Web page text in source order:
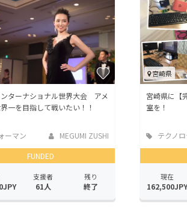
CAMPFIREふるさと納税
machi-ya
ンターナショナル世界大会 アメ
一を目指して戦いたい！！
ーマン
MEGUMI ZUSHI
FUNDED
支援者
61人
残り
終了
宮崎県
宮崎県に【
室を！
テクノロ
ガジェット
現在
162,500JPY